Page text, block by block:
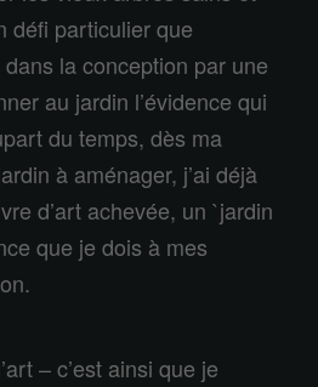
défi particulier que
la conception par une
au jardin l’évidence qui
du temps, dès ma
à aménager, j’ai déjà
d’art achevée, un `jardin
que je dois à mes
– c’est ainsi que je